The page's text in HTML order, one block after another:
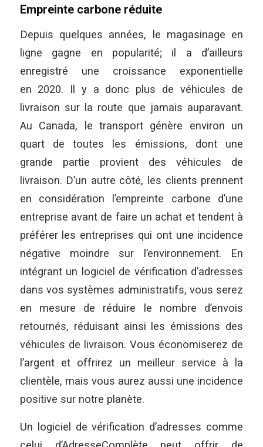
Empreinte carbone réduite
Depuis quelques années, le magasinage en
ligne gagne en popularité; il a d’ailleurs
enregistré une croissance exponentielle
en 2020. Il y a donc plus de véhicules de
livraison sur la route que jamais auparavant.
Au Canada, le transport génère environ un
quart de toutes les émissions, dont une
grande partie provient des véhicules de
livraison. D’un autre côté, les clients prennent
en considération l’empreinte carbone d’une
entreprise avant de faire un achat et tendent à
préférer les entreprises qui ont une incidence
négative moindre sur l’environnement. En
intégrant un logiciel de vérification d’adresses
dans vos systèmes administratifs, vous serez
en mesure de réduire le nombre d’envois
retournés, réduisant ainsi les émissions des
véhicules de livraison. Vous économiserez de
l’argent et offrirez un meilleur service à la
clientèle, mais vous aurez aussi une incidence
positive sur notre planète.
Un logiciel de vérification d’adresses comme